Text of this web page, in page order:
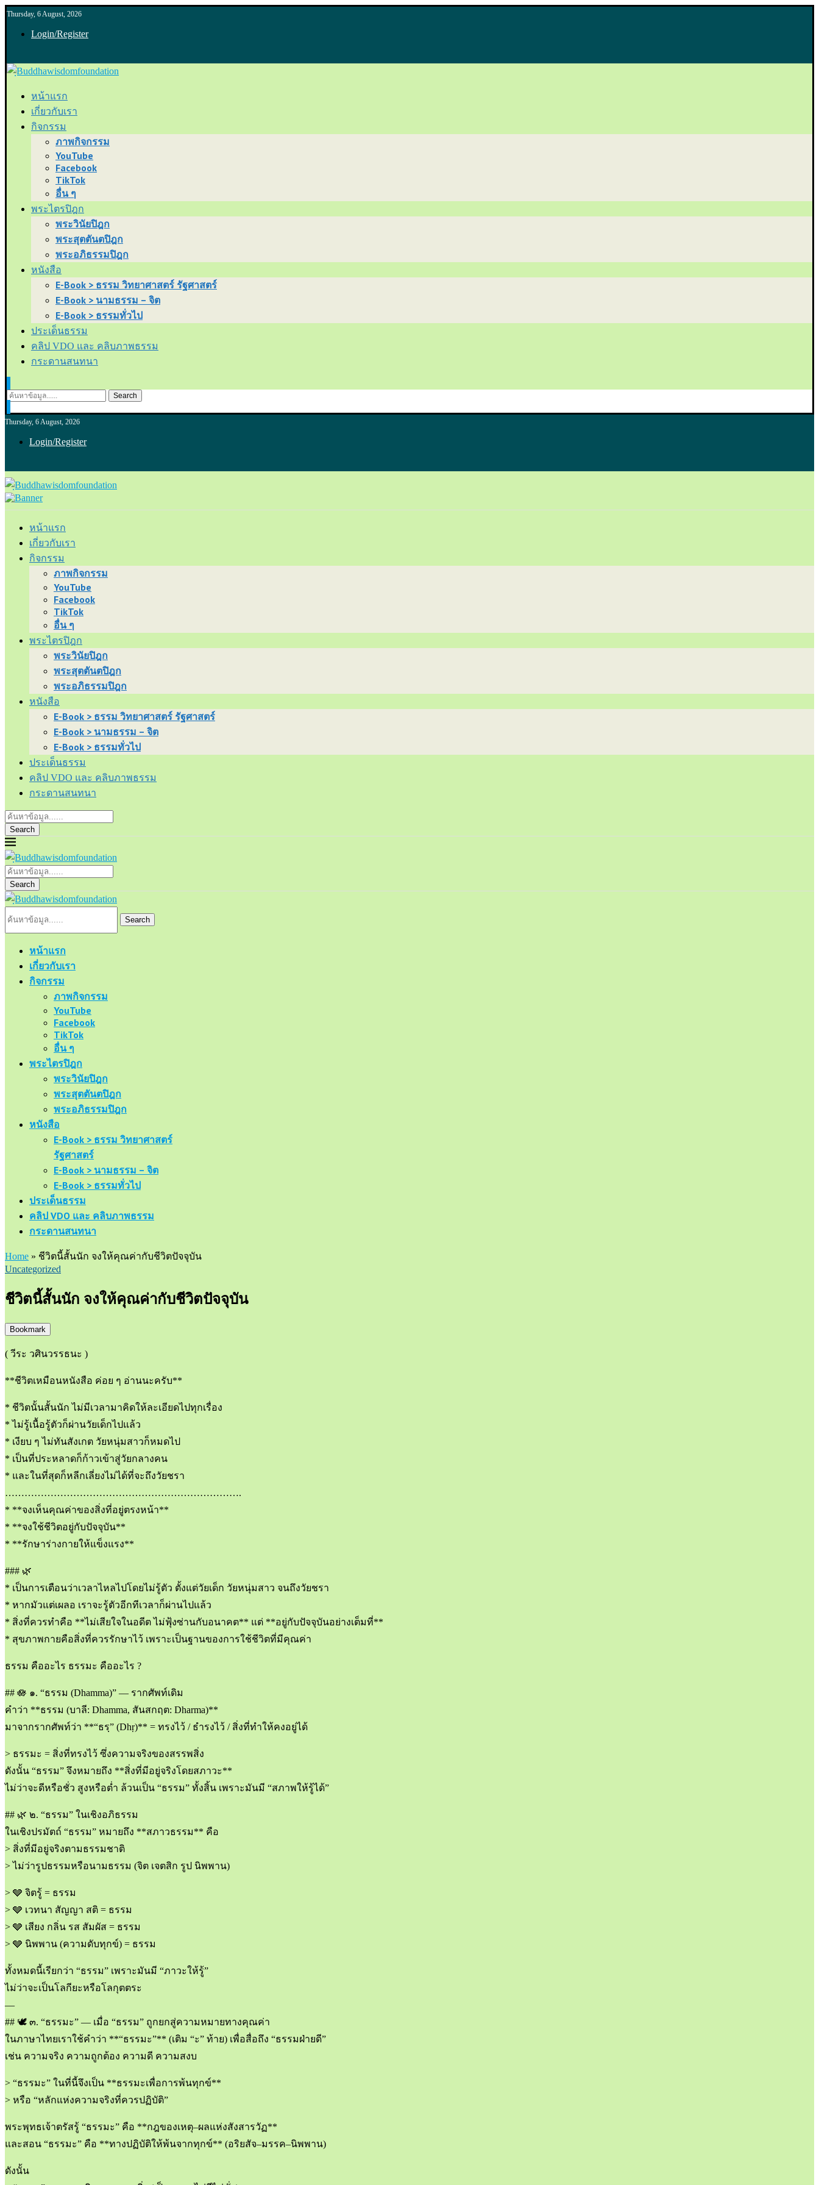
Thursday, 6 August, 2026
Login/Register
หน้าแรก
เกี่ยวกับเรา
กิจกรรม
ภาพกิจกรรม
YouTube
Facebook
TikTok
อื่น ๆ
พระไตรปิฎก
พระวินัยปิฎก
พระสุตตันตปิฎก
พระอภิธรรมปิฎก
หนังสือ
E-Book > ธรรม วิทยาศาสตร์ รัฐศาสตร์
E-Book > นามธรรม – จิต
E-Book > ธรรมทั่วไป
ประเด็นธรรม
คลิป VDO และ คลิบภาพธรรม
กระดานสนทนา
Search
Thursday, 6 August, 2026
Login/Register
หน้าแรก
เกี่ยวกับเรา
กิจกรรม
ภาพกิจกรรม
YouTube
Facebook
TikTok
อื่น ๆ
พระไตรปิฎก
พระวินัยปิฎก
พระสุตตันตปิฎก
พระอภิธรรมปิฎก
หนังสือ
E-Book > ธรรม วิทยาศาสตร์ รัฐศาสตร์
E-Book > นามธรรม – จิต
E-Book > ธรรมทั่วไป
ประเด็นธรรม
คลิป VDO และ คลิบภาพธรรม
กระดานสนทนา
Search
Search
Search
หน้าแรก
เกี่ยวกับเรา
กิจกรรม
ภาพกิจกรรม
YouTube
Facebook
TikTok
อื่น ๆ
พระไตรปิฎก
พระวินัยปิฎก
พระสุตตันตปิฎก
พระอภิธรรมปิฎก
หนังสือ
E-Book > ธรรม วิทยาศาสตร์
รัฐศาสตร์
E-Book > นามธรรม – จิต
E-Book > ธรรมทั่วไป
ประเด็นธรรม
คลิป VDO และ คลิบภาพธรรม
กระดานสนทนา
Home » ชีวิตนี้สั้นนัก จงให้คุณค่ากับชีวิตปัจจุบัน
Uncategorized
ชีวิตนี้สั้นนัก จงให้คุณค่ากับชีวิตปัจจุบัน
Bookmark
( วีระ วศินวรรธนะ )
**ชีวิตเหมือนหนังสือ ค่อย ๆ อ่านนะครับ**
* ชีวิตนั้นสั้นนัก ไม่มีเวลามาคิดให้ละเอียดไปทุกเรื่อง
* ไม่รู้เนื้อรู้ตัวก็ผ่านวัยเด็กไปแล้ว
* เงียบ ๆ ไม่ทันสังเกต วัยหนุ่มสาวก็หมดไป
* เป็นที่ประหลาดก็ก้าวเข้าสู่วัยกลางคน
* และในที่สุดก็หลีกเลี่ยงไม่ได้ที่จะถึงวัยชรา
……………………………………………………………….
* **จงเห็นคุณค่าของสิ่งที่อยู่ตรงหน้า**
* **จงใช้ชีวิตอยู่กับปัจจุบัน**
* **รักษาร่างกายให้แข็งแรง**
### 🌿
* เป็นการเตือนว่าเวลาไหลไปโดยไม่รู้ตัว ตั้งแต่วัยเด็ก วัยหนุ่มสาว จนถึงวัยชรา
* หากมัวแต่เผลอ เราจะรู้ตัวอีกทีเวลาก็ผ่านไปแล้ว
* สิ่งที่ควรทำคือ **ไม่เสียใจในอดีต ไม่ฟุ้งซ่านกับอนาคต** แต่ **อยู่กับปัจจุบันอย่างเต็มที่**
* สุขภาพกายคือสิ่งที่ควรรักษาไว้ เพราะเป็นฐานของการใช้ชีวิตที่มีคุณค่า
ธรรม คืออะไร ธรรมะ คืออะไร ?
## 🪷 ๑. “ธรรม (Dhamma)” — รากศัพท์เดิม
คำว่า **ธรรม (บาลี: Dhamma, สันสกฤต: Dharma)**
มาจากรากศัพท์ว่า **“ธรฺ” (Dhṛ)** = ทรงไว้ / ธำรงไว้ / สิ่งที่ทำให้คงอยู่ได้
> ธรรมะ = สิ่งที่ทรงไว้ ซึ่งความจริงของสรรพสิ่ง
ดังนั้น “ธรรม” จึงหมายถึง **สิ่งที่มีอยู่จริงโดยสภาวะ**
ไม่ว่าจะดีหรือชั่ว สูงหรือต่ำ ล้วนเป็น “ธรรม” ทั้งสิ้น เพราะมันมี “สภาพให้รู้ได้”
## 🌿 ๒. “ธรรม” ในเชิงอภิธรรม
ในเชิงปรมัตถ์ “ธรรม” หมายถึง **สภาวธรรม** คือ
> สิ่งที่มีอยู่จริงตามธรรมชาติ
> ไม่ว่ารูปธรรมหรือนามธรรม (จิต เจตสิก รูป นิพพาน)
> 🩶 จิตรู้ = ธรรม
> 🩶 เวทนา สัญญา สติ = ธรรม
> 🩶 เสียง กลิ่น รส สัมผัส = ธรรม
> 🩶 นิพพาน (ความดับทุกข์) = ธรรม
ทั้งหมดนี้เรียกว่า “ธรรม” เพราะมันมี “ภาวะให้รู้”
ไม่ว่าจะเป็นโลกียะหรือโลกุตตระ
—
## 🕊 ๓. “ธรรมะ” — เมื่อ “ธรรม” ถูกยกสู่ความหมายทางคุณค่า
ในภาษาไทยเราใช้คำว่า **“ธรรมะ”** (เติม “ะ” ท้าย) เพื่อสื่อถึง “ธรรมฝ่ายดี”
เช่น ความจริง ความถูกต้อง ความดี ความสงบ
> “ธรรมะ” ในที่นี้จึงเป็น **ธรรมะเพื่อการพ้นทุกข์**
> หรือ “หลักแห่งความจริงที่ควรปฏิบัติ”
พระพุทธเจ้าตรัสรู้ “ธรรมะ” คือ **กฎของเหตุ–ผลแห่งสังสารวัฏ**
และสอน “ธรรมะ” คือ **ทางปฏิบัติให้พ้นจากทุกข์** (อริยสัจ–มรรค–นิพพาน)
ดังนั้น